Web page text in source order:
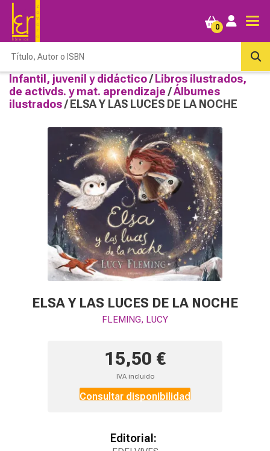
0
Infantil, juvenil y didáctico/ Libros ilustrados,
de activds. y mat. aprendizaje /Álbumes
ilustrados/ ELSA Y LAS LUCES DE LA NOCHE
ELSA Y LAS LUCES DE LA NOCHE
FLEMING, LUCY
15,50 €
IVA incluido
Consultar disponibilidad
Editorial: